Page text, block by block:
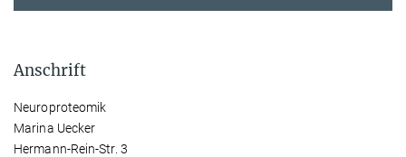
Anschrift
Neuroproteomik
Marina Uecker
Hermann-Rein-Str. 3